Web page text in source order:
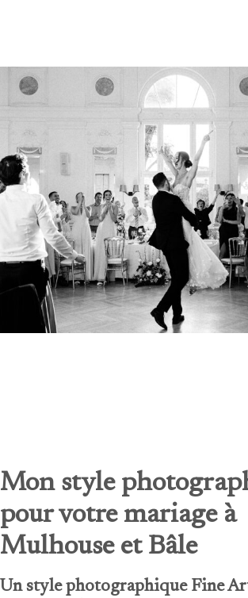
Mon style
pour votre mariage à
Mulhouse et Bâle
Un style photographique Fine